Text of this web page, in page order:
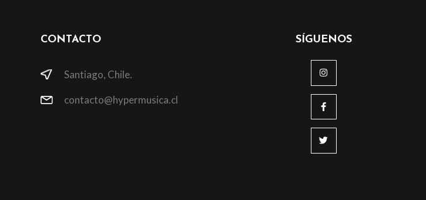
CONTACTO
Santiago, Chile.
contacto@hypermusica.cl
SÍGUENOS